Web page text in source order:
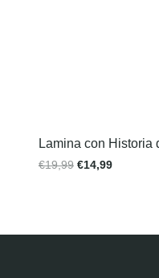
Lamina con Historia
€19,99 €14,99